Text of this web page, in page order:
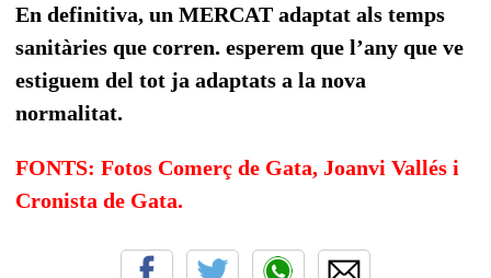
En definitiva, un MERCAT adaptat als temps
sanitàries que corren. esperem que l’any que ve
estiguem del tot ja adaptats a la nova
normalitat.
FONTS: Fotos Comerç de Gata, Joanvi Vallés i
Cronista de Gata.